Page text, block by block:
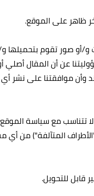
ظاهر على الموقع.
و/أو صور تقوم بتحميلها
عن أن المقال
وأن موافقتنا على
مع سياسة
المتآلفة") من
قابل للتحويل.